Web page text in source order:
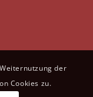
der
Cookies zu.